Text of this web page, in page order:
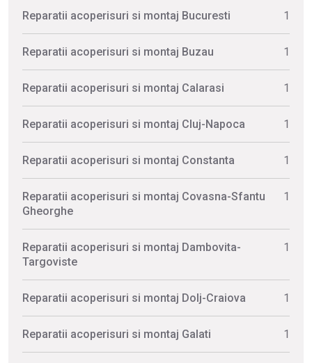
Reparatii acoperisuri si montaj Bucuresti 1
Reparatii acoperisuri si montaj Buzau 1
Reparatii acoperisuri si montaj Calarasi 1
Reparatii acoperisuri si montaj Cluj-Napoca 1
Reparatii acoperisuri si montaj Constanta 1
Reparatii acoperisuri si montaj Covasna-Sfantu
Gheorghe
1
Reparatii acoperisuri si montaj Dambovita-
Targoviste
1
Reparatii acoperisuri si montaj Dolj-Craiova 1
Reparatii acoperisuri si montaj Galati 1